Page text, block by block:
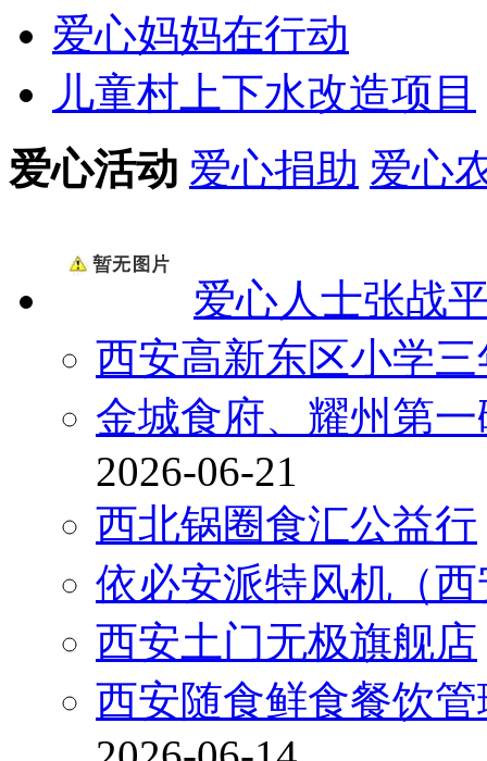
爱心妈妈在行动
儿童村上下水改造项目
爱心活动 爱心捐助 爱心
爱心人士张战
西安高新东区小学
金城食府、耀州第
2026-06-21
西北锅圈食汇公益行
依必安派特风机（
西安土门无极旗舰店
西安随食鲜食餐饮